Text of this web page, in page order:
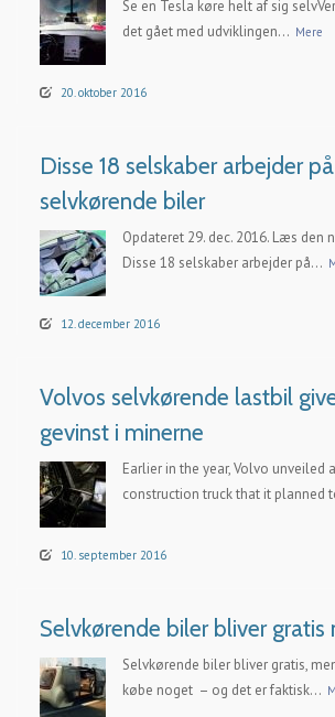
Se en Tesla køre helt af sig
det gået med udviklingen... Mere
20. oktober 2016
Disse 18 selskaber arbejder på
selvkørende biler
Opdateret 29. dec. 2016. Læs den
Disse 18 selskaber arbejder på...
12. december 2016
Volvos selvkørende lastbil
gevinst i minerne
Earlier in the year, Volvo
construction truck that it planned
10. september 2016
Selvkørende biler bliver gratis
Selvkørende biler bliver gratis,
købe noget – og det er faktisk...